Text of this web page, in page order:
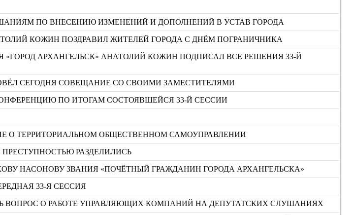
ПО ВНЕСЕНИЮ ИЗМЕНЕНИЙ И ДОПОЛНЕНИЙ В УСТАВ ГОРОДА
КОЖИН ПОЗДРАВИЛ ЖИТЕЛЕЙ ГОРОДА С ДНЁМ ПОГРАНИЧНИКА
АРХАНГЕЛЬСК» АНАТОЛИЙ КОЖИН ПОДПИСАЛ ВСЕ РЕШЕНИЯ 33-Й
СЕГОДНЯ СОВЕЩАНИЕ СО СВОИМИ ЗАМЕСТИТЕЛЯМИ
ПО ИТОГАМ СОСТОЯВШЕЙСЯ 33-Й СЕССИИ
О ТЕРРИТОРИАЛЬНОМ ОБЩЕСТВЕННОМ САМОУПРАВЛЕНИИ
РАЗДЕЛИЛИСЬ
НАСОНОВУ ЗВАНИЯ «ПОЧЁТНЫЙ ГРАЖДАНИН ГОРОДА АРХАНГЕЛЬСКА»
33-Я СЕССИЯ
ВОПРОС О РАБОТЕ УПРАВЛЯЮЩИХ КОМПАНИЙ НА ДЕПУТАТСКИХ СЛУШАНИЯХ